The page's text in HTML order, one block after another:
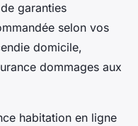
garanties
selon vos
domicile,
dommages aux
habitation en ligne